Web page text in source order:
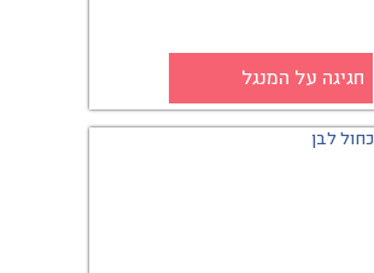
חגיגה על המנגל